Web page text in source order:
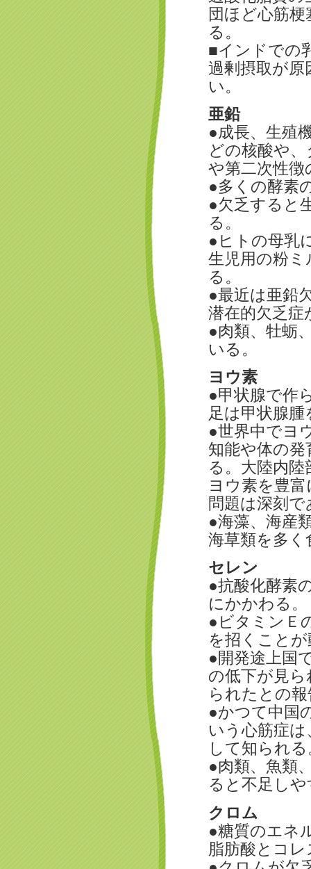
団ほど心筋
る。
■インドでの
過剰摂取が
い。
亜鉛
●成長、生殖
どの核酸や
や第二次性
●多くの酵素
●欠乏すると
る。
●ヒトの母乳
生児用の粉
る。
●最近は亜鉛
潜在的欠乏
●肉類、牡蛎
いる。
ヨウ素
●甲状腺で作
足は甲状腺腫
●世界中でヨ
知能や体の
る。大陸内
ヨウ素を豊
問題は深刻で
●海藻、海産
海草類を多
セレン
●抗酸化酵素
にかかわる。
●ビタミンＥ
を招くこと
●開発途上国
の低下が見
られたとの
●かつて中国
いう心筋症
して知られる
●肉類、魚類
ると不足し
クロム
●糖質のエネ
脂肪酸とコ